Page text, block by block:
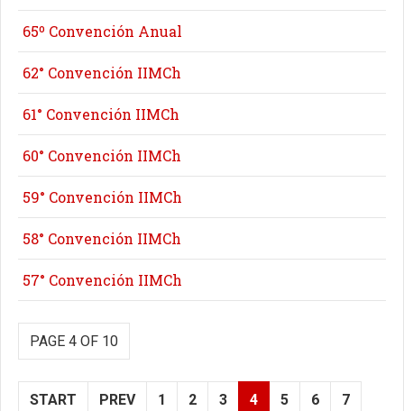
65º Convención Anual
62° Convención IIMCh
61° Convención IIMCh
60° Convención IIMCh
59° Convención IIMCh
58° Convención IIMCh
57° Convención IIMCh
PAGE 4 OF 10
START PREV 1 2 3 4 5 6 7